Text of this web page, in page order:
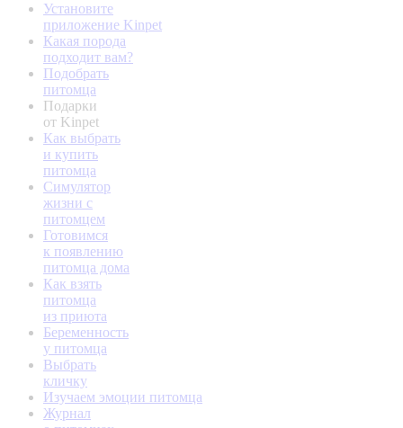
Установите
приложение Kinpet
Какая порода
подходит вам?
Подобрать
питомца
Подарки
от Kinpet
Как выбрать
и купить
питомца
Симулятор
жизни с
питомцем
Готовимся
к появлению
питомца дома
Как взять
питомца
из приюта
Беременность
у питомца
Выбрать
кличку
Изучаем эмоции питомца
Журнал